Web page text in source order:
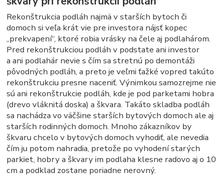
Rekonštrukcia podláh najmä v starších bytoch či
domoch si veľa krát vie pre investora nájsť kopec
„prekvapení“, ktoré robia vrásky na čele aj podlahárom.
Pred rekonštrukciou podláh v podstate ani investor
a ani podlahár nevie s čím sa stretnú po demontáži
pôvodných podláh, a preto je veľmi ťažké vopred takúto
rekonštrukciu presne naceniť. Výnimkou samozrejme nie
sú ani rekonštrukcie podláh, kde je pod parketami hobra
(drevo vláknitá doska) a škvara. Takáto skladba podláh
sa nachádza vo väčšine starších bytových domoch ale aj
starších rodinných domoch. Mnoho zákazníkov by
škvaru chcelo v bytových domoch vyhodiť, ale nevedia
čím ju potom nahradia, pretože po vyhodení starých
parkiet, hobry a škvary im podlaha klesne radovo aj o 10
cm a podklad zostane poriadne nerovný.